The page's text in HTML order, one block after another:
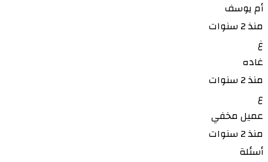
أم يوسف
منذ 2 سنوات
غ
غاده
منذ 2 سنوات
ع
عميل مخفي
منذ 2 سنوات
أسئلة